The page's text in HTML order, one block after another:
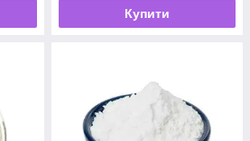
Купити